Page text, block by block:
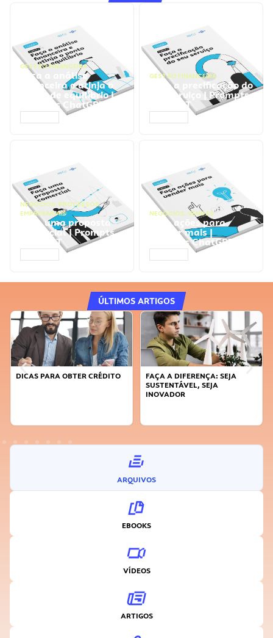
GESTÃO FINANCEIRA
Faça a análise
financeira e atinja o
ponto de equilíbrio |
Prompts ChatGPT
GESTÃO FINANCEIRA
Faça a precificação do
seu serviço | Prompts
ChatGPT
NEGÓCIOS, PROCESSOS
EMPRESARIAIS
Faça uma proposta
comercial | Prompts
ChatGPT
NEGÓCIOS, VENDAS
Faça ações para
vender mais |
Prompts ChatGPT
ÚLTIMOS ARTIGOS
DICAS PARA OBTER CRÉDITO
FAÇA A DIFERENÇA: SEJA
SUSTENTÁVEL, SEJA
INOVADOR
ARQUIVOS
EBOOKS
VÍDEOS
ARTIGOS